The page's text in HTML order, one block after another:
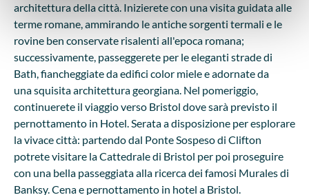
architettura della città. Inizierete con una visita guidata alle
terme romane, ammirando le antiche sorgenti termali e le
rovine ben conservate risalenti all'epoca romana;
successivamente, passeggerete per le eleganti strade di
Bath, fiancheggiate da edifici color miele e adornate da
una squisita architettura georgiana. Nel pomeriggio,
continuerete il viaggio verso Bristol dove sarà previsto il
pernottamento in Hotel. Serata a disposizione per esplorare
la vivace città: partendo dal Ponte Sospeso di Clifton
potrete visitare la Cattedrale di Bristol per poi proseguire
con una bella passeggiata alla ricerca dei famosi Murales di
Banksy. Cena e pernottamento in hotel a Bristol.